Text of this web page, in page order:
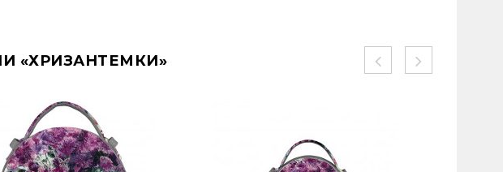
«ХРИЗАНТЕМКИ»